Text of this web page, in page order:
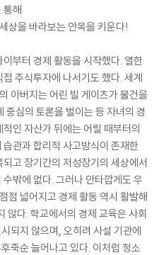
통해
상을 바라보는 안목을 키운다!
부터 경제 활동을 시작했다. 열한
주식투자에 나서기도 했다. 세계
아버지는 어린 빌 게이츠가 물건을
중심의 토론을 벌이는 등 자녀의 경
인 자산가 뒤에는 어릴 때부터의
관과 합리적 사고방식이 존재한
고 장기간의 저성장기의 세상에서
밖에 없다. 그러나 안타깝게도 우
점 넓어지고 경제 활동 역시 활발해
않다. 학교에서의 경제 교육은 사회
되지 않으며, 오히려 사설 기관에
죽순 늘어나고 있다. 이처럼 청소